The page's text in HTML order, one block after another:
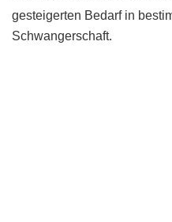
gesteigerten Bedarf in
Schwangerschaft.